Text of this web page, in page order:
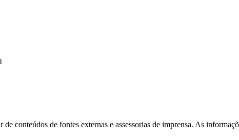
conteúdos de fontes externas e assessorias de imprensa. As